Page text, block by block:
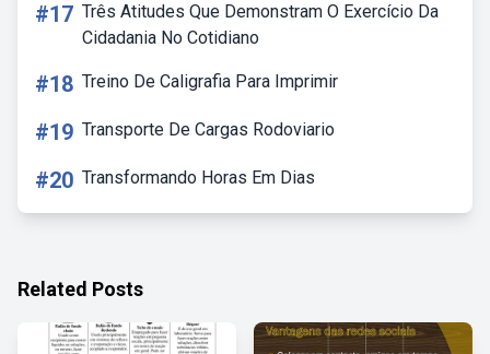
#17 Três Atitudes Que Demonstram O Exercício Da
Cidadania No Cotidiano
#18 Treino De Caligrafia Para Imprimir
#19 Transporte De Cargas Rodoviario
#20 Transformando Horas Em Dias
Related Posts